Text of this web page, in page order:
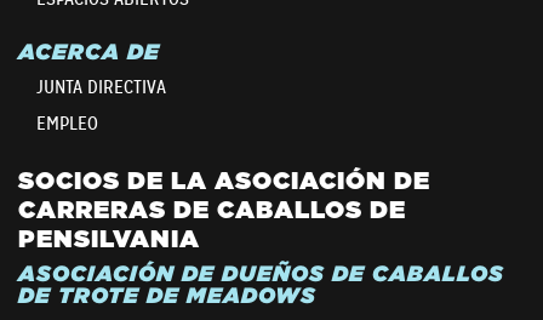
ACERCA DE
JUNTA DIRECTIVA
EMPLEO
SOCIOS DE LA ASOCIACIÓN DE
CARRERAS DE CABALLOS DE
PENSILVANIA
ASOCIACIÓN DE DUEÑOS DE CABALLOS
DE TROTE DE MEADOWS